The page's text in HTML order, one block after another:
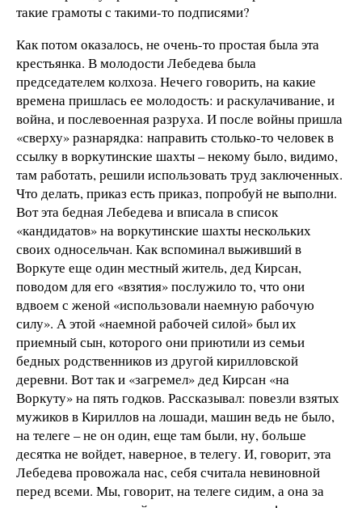
такие грамоты с такими-то подписями?
Как потом оказалось, не очень-то простая была эта
крестьянка. В молодости Лебедева была
председателем колхоза. Нечего говорить, на какие
времена пришлась ее молодость: и раскулачивание, и
война, и послевоенная разруха. И после войны пришла
«сверху» разнарядка: направить столько-то человек в
ссылку в воркутинские шахты – некому было, видимо,
там работать, решили использовать труд заключенных.
Что делать, приказ есть приказ, попробуй не выполни.
Вот эта бедная Лебедева и вписала в список
«кандидатов» на воркутинские шахты нескольких
своих односельчан. Как вспоминал выживший в
Воркуте еще один местный житель, дед Кирсан,
поводом для его «взятия» послужило то, что они
вдвоем с женой «использовали наемную рабочую
силу». А этой «наемной рабочей силой» был их
приемный сын, которого они приютили из семьи
бедных родственников из другой кирилловской
деревни. Вот так и «загремел» дед Кирсан «на
Воркуту» на пять годков. Рассказывал: повезли взятых
мужиков в Кириллов на лошади, машин ведь не было,
на телеге – не он один, еще там были, ну, больше
десятка не войдет, наверное, в телегу. И, говорит, эта
Лебедева провожала нас, себя считала невиновной
перед всеми. Мы, говорит, на телеге сидим, а она за